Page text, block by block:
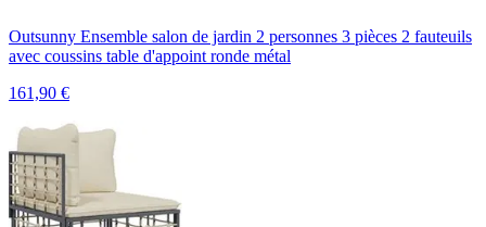
Outsunny Ensemble salon de jardin 2 personnes 3 pièces 2 fauteuils
avec coussins table d'appoint ronde métal
161,90 €